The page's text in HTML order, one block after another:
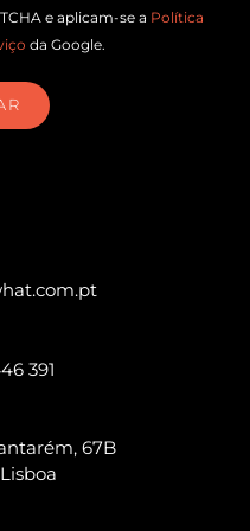
e aplicam-se a Política
da Google.
391
67B